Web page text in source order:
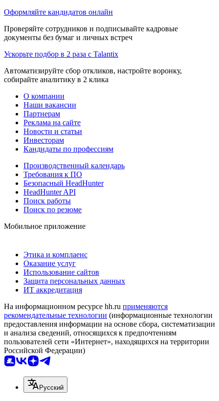
Оформляйте кандидатов онлайн
Проверяйте сотрудников и подписывайте кадровые
документы без бумаг и личных встреч
Ускорьте подбор в 2 раза с Talantix
Автоматизируйте сбор откликов, настройте воронку,
собирайте аналитику в 2 клика
О компании
Наши вакансии
Партнерам
Реклама на сайте
Новости и статьи
Инвесторам
Кандидаты по профессиям
Производственный календарь
Требования к ПО
Безопасный HeadHunter
HeadHunter API
Поиск работы
Поиск по резюме
Мобильное приложение
Этика и комплаенс
Оказание услуг
Использование сайтов
Защита персональных данных
ИТ аккредитация
На информационном ресурсе hh.ru применяются
рекомендательные технологии (информационные технологии
предоставления информации на основе сбора, систематизации
и анализа сведений, относящихся к предпочтениям
пользователей сети «Интернет», находящихся на территории
Российской Федерации)
Русский